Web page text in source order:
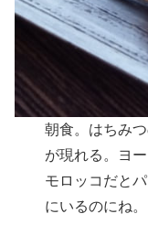
朝食。はちみ
が現れる。ヨ
モロッコだと
にいるのにね。